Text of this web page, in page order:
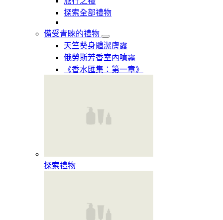
探索全部禮物
備受青睞的禮物
天竺葵身體潔膚露
俄勞斯芳香室內噴霧
《香水匯集：第一章》​
探索禮物